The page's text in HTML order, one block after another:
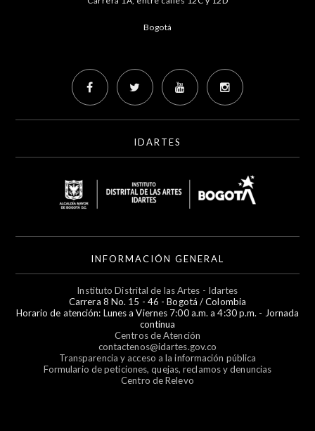
Bogotá
IDARTES
INFORMACIÓN GENERAL
Instituto Distrital de las Artes - Idartes
Carrera 8 No. 15 - 46 - Bogotá / Colombia
Horario de atención: Lunes a Viernes 7:00 a.m. a 4:30 p.m. - Jornada
continua
Centros de Atención
contactenos@idartes.gov.co
Transparencia y acceso a la información pública
Formulario de peticiones, quejas, reclamos y denuncias
Centro de Relevo